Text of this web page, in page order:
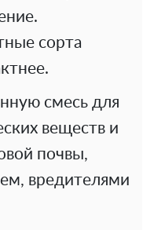
сорта
смесь для
веществ и
почвы,
вредителями